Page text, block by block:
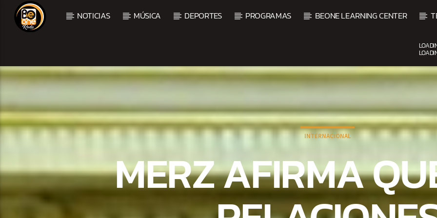
NOTICIAS MÚSICA DEPORTES PROGRAMAS BEONE LEARNING CENTER
CURRENT TRACK
TITLE
ARTIST
CURRENT SHOW
BALADAS ROMÁNTICAS
6:00 AM
INTERNACIONAL
MERZ AFIRMA